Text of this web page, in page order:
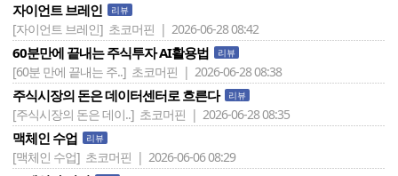
자이언트 브레인 리뷰
[자이언트 브레인] 초코머핀 | 2026-06-28 08:42
60분만에 끝내는 주식투자 AI활용법 리뷰
[60분 만에 끝내는 주..] 초코머핀 | 2026-06-28 08:38
주식시장의 돈은 데이터센터로 흐른다 리뷰
[주식시장의 돈은 데이..] 초코머핀 | 2026-06-28 08:35
맥체인 수업 리뷰
[맥체인 수업] 초코머핀 | 2026-06-06 08:29